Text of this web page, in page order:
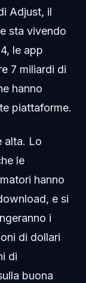
Adjust, il
sta vivendo
le app
7 miliardi di
hanno
piattaforme.
alta. Lo
le
hanno
e si
i
di dollari
di
buona